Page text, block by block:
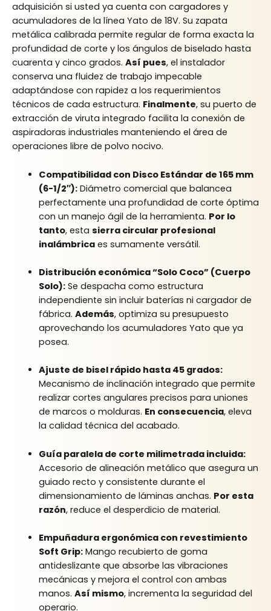
adquisición si usted ya cuenta con cargadores y
acumuladores de la línea Yato de 18V. Su zapata
metálica calibrada permite regular de forma exacta la
profundidad de corte y los ángulos de biselado hasta
cuarenta y cinco grados. Así pues, el instalador
conserva una fluidez de trabajo impecable
adaptándose con rapidez a los requerimientos
técnicos de cada estructura. Finalmente, su puerto de
extracción de viruta integrado facilita la conexión de
aspiradoras industriales manteniendo el área de
operaciones libre de polvo nocivo.
Compatibilidad con Disco Estándar de 165 mm
(6-1/2″):Diámetro comercial que balancea
perfectamente una profundidad de corte óptima
con un manejo ágil de la herramienta. Por lo
tanto, esta sierra circular profesional
inalámbricaes sumamente versátil.
Distribución económica “Solo Coco” (Cuerpo
Solo):Se despacha como estructura
independiente sin incluir baterías ni cargador de
fábrica. Además, optimiza su presupuesto
aprovechando los acumuladores Yato que ya
posea.
Ajuste de bisel rápido hasta 45 grados:
Mecanismo de inclinación integrado que permite
realizar cortes angulares precisos para uniones
de marcos o molduras. En consecuencia, eleva
la calidad técnica del acabado.
Guía paralela de corte milimetrada incluida:
Accesorio de alineación metálico que asegura un
guiado recto y consistente durante el
dimensionamiento de láminas anchas. Por esta
razón, reduce el desperdicio de material.
Empuñadura ergonómica con revestimiento
Soft Grip:Mango recubierto de goma
antideslizante que absorbe las vibraciones
mecánicas y mejora el control con ambas
manos. Así mismo, incrementa la seguridad del
operario.